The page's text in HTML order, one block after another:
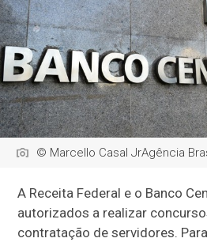
© Marcello Casal JrAgência
A Receita Federal e o Banco
autorizados a realizar
contratação de servidores.